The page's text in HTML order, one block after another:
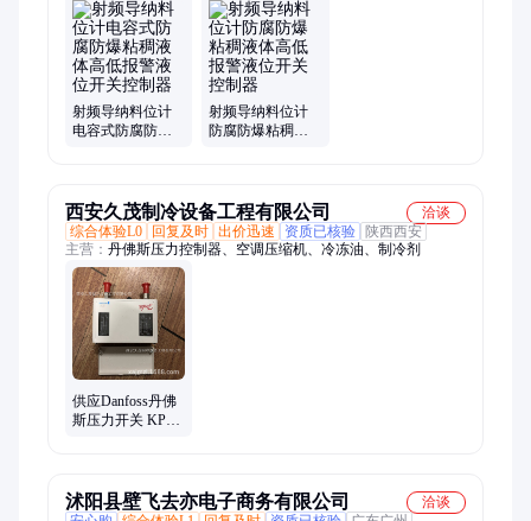
仪、水质检测仪、超声波明渠、检测分析仪、厚度检测仪、定量
控制仪、分体式流量计、蒸汽压缩空气、浑浊度检测仪、超声波
液位计、音叉液位开关、电导率测试仪、电子数显流量、磁翻板
液位计、高温防爆射频、氧浓度检测仪
射频导纳料位计
电容式防腐防爆
射频导纳料位计
防腐防爆粘稠液
西安久茂制冷设备工程有限公司
洽谈
综合体验L0
回复及时 出价迅速 资质已核验 陕西西安
主营： 丹佛斯压力控制器、空调压缩机、冷冻油、制冷剂
供应Danfoss丹佛
斯压力开关 KP5
沭阳县壁飞去亦电子商务有限公司
洽谈